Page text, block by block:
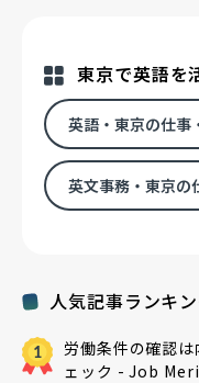
人気記事ランキ
労働条件の確認
ェック - Job
東京で英語を
英語・東京の仕事
英文事務・東京の